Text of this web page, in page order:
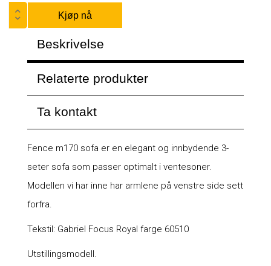
Kjøp nå
Beskrivelse
Relaterte produkter
Ta kontakt
Fence m170 sofa er en elegant og innbydende 3-
seter sofa som passer optimalt i ventesoner.
Modellen vi har inne har armlene på venstre side sett
forfra.
Tekstil: Gabriel Focus Royal farge 60510
Utstillingsmodell.